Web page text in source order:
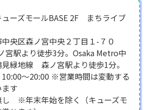
ューズモールBASE 2F まちライブ
央区森ノ宮中央２丁目１-７０
宮駅より徒歩3分。Osaka Metro中
緑地線 森ノ宮駅より徒歩1分。
10:00～20:00 ※営業時間は変動する
す
し ※年末年始を除く（キューズモ